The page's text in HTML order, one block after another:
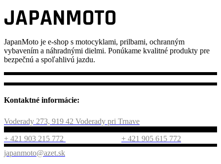
JAPANMOTO
JapanMoto je e-shop s motocyklami, prilbami, ochranným
vybavením a náhradnými dielmi. Ponúkame kvalitné produkty pre
bezpečnú a spoľahlivú jazdu.
Kontaktné informácie:
Voderady 273, 919 42 Voderady pri Trnave
+ 421 903 215 772
+ 421 905 615 772
japanmoto@azet.sk